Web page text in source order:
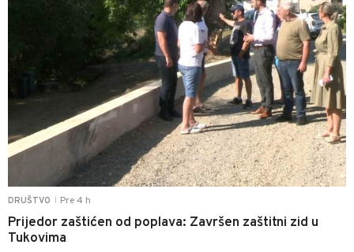
DRUŠTVO Pre 4 h
Prijedor zaštićen od poplava: Završen zaštitni zid u
Tukovima